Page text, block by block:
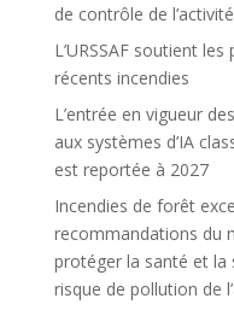
de contrôle de
L’URSSAF soutient
récents incendies
L’entrée en vigueur
aux systèmes d’IA
est reportée à 2027
Incendies de forêt
recommandations du
protéger la santé et la
risque de pollution de